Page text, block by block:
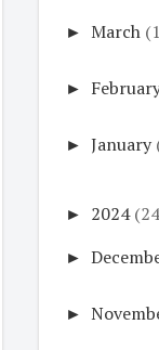
► March
►
► January
► 2024
►
►